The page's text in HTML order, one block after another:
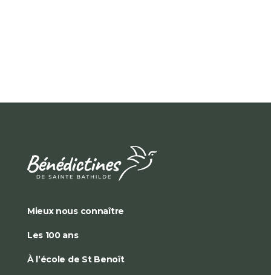
Mieux nous connaître
Les 100 ans
À l’école de St Benoît